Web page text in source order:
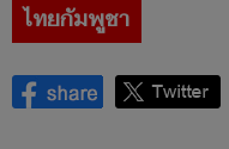
ไทยกัมพูชา